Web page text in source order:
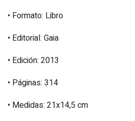
• Formato: Libro
• Editorial: Gaia
• Edición: 2013
• Páginas: 314
• Medidas: 21x14,5 cm